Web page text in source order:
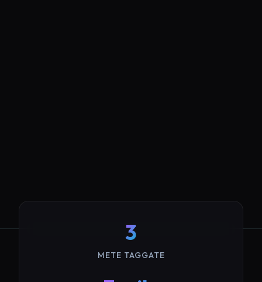
3
METE TAGGATE